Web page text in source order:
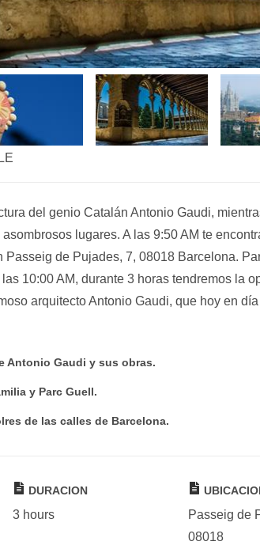
del genio Catalán Antonio Gaudi,
lugares. A las 9:50 AM te
Passeig de Pujades, 7, 08018 Barcelona.
10:00 AM, durante 3 horas tendremos la
arquitecto Antonio Gaudi, que hoy en
Antonio Gaudi y sus obras.
y Parc Guell.
de las calles de Barcelona.
DURACION
3 hours
Passeig de
08018